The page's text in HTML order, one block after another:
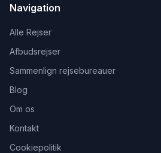
Navigation
Alle Rejser
Afbudsrejser
Sammenlign rejsebureauer
Blog
Om os
Kontakt
Cookiepolitik